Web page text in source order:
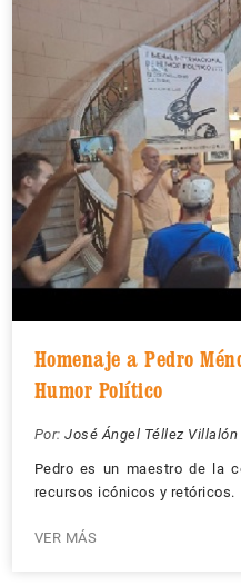
Homenaje a Pedro
Humor Político
Por: José Ángel Téllez Villalón
Pedro es un maestro de la
recursos icónicos y retóricos.
VER MÁS